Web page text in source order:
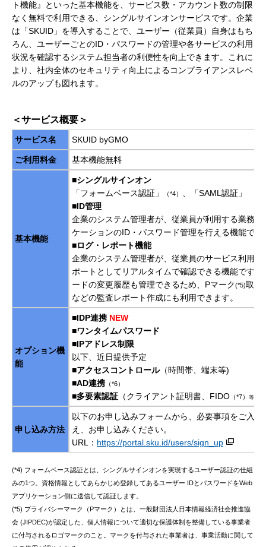
ト機能』といった基本機能を、サービス数・アカウント数の制限
なく無料で利用できる、シングルサインオンサービスです。企業
は「SKUID」を導入することで、ユーザー（従業員）自身はもち
ろん、ユーザーごとのID・パスワードの管理や各サービスの利用
状況を確認するシステム担当者の利便性を向上できます。これに
より、社内全体のセキュリティ向上によるコンプライアンスレベ
ルのアップも図れます。
＜サービス概要＞
サービス名 SKUID byGMO
ご利用料金 基本機能無料
基本機能
■シングルサインオン
「フォームベース認証」
（*4） 、「SAML認証」
■ID管理
企業のシステム管理者が、従業員が利用する業務用
ケーションのID・パスワード管理を行える機能です
■ログ・レポート機能
企業のシステム管理者が、従業員のサービス利用状
ポートとしてリアルタイムで確認できる機能です。
ードの変更履歴も管理できるため、Pマーク(*5)取得
などの監査レポート作成にも利用できます。
オプション機
能
■IDP連携 NEW
■ワンタイムパスワード
■IPアドレス制限
以下、近日提供予定
■アクセスコントロール（時間帯、端末等)
■AD連携 （*6）
■多要素認証 （クライアント証明書、FIDO （*7） 等）
申し込み方法
以下のお申し込みフォームから、必要事項をご入力
え、お申し込みください。
URL： https://portal.sku.id/users/sign_up
(*4) フォームベース認証とは、シングルサインオンを実現するユーザー認証の仕組
みの1つ。資格情報としてあらかじめ登録してあるユーザー IDとパスワードをWeb
アプリケーション側に送信して認証します。
(*5) プライバシーマーク（Pマーク）とは、一般財団法人日本情報経済社会推進協
会 (JIPDEC)が認定した、個人情報について適切な保護体制を整備している事業者
に付与されるロゴマークのこと。マークを付与された事業者は、事業活動に関して